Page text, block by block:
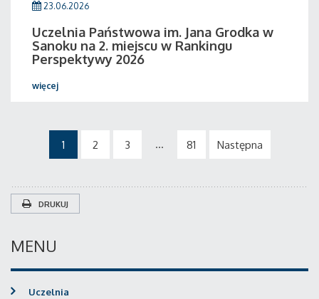
23.06.2026
Uczelnia Państwowa im. Jana Grodka w
Sanoku na 2. miejscu w Rankingu
Perspektywy 2026
więcej
1 2 3 ... 81 Następna
DRUKUJ
MENU
Uczelnia